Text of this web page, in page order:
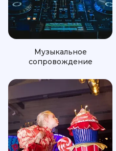
Музыкальное
сопровождение